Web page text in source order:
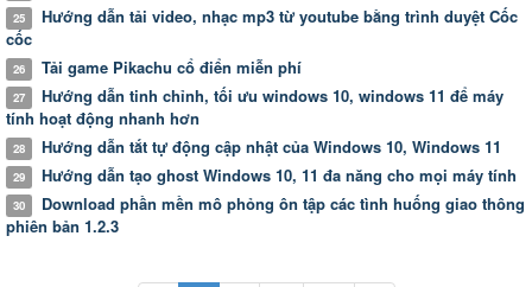
25 Hướng dẫn tải video, nhạc mp3 từ youtube bằng trình duyệt Cốc
cốc
26 Tải game Pikachu cổ điển miễn phí
27 Hướng dẫn tinh chỉnh, tối ưu windows 10, windows 11 để máy
tính hoạt động nhanh hơn
28 Hướng dẫn tắt tự động cập nhật của Windows 10, Windows 11
29 Hướng dẫn tạo ghost Windows 10, 11 đa năng cho mọi máy tính
30 Download phần mền mô phỏng ôn tập các tình huống giao thông
phiên bản 1.2.3